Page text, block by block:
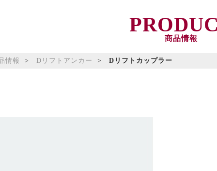
商品情報
情報 Dリフトアンカー Dリフトカップラー